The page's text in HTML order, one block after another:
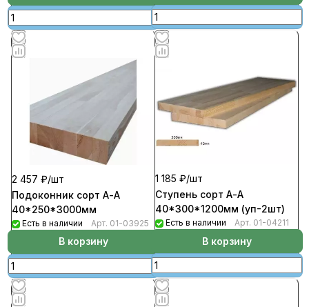
2 457 ₽/шт
Подоконник сорт А-А
40*250*3000мм
Есть в наличии Арт. 01-03925
В корзину
1 185 ₽/шт
Ступень сорт А-А
40*300*1200мм (уп-2шт)
Есть в наличии Арт. 01-04211
В корзину